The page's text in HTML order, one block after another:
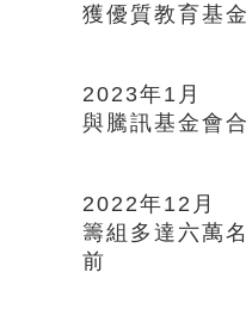
獲優質教育基
2023年1月
與騰訊基金會
2022年12月
籌組多達六萬
前